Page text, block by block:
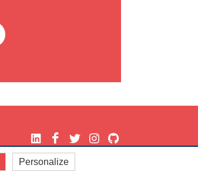
Personalize